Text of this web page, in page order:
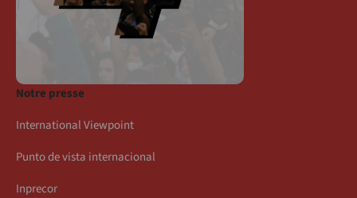
Notre presse
International Viewpoint
Punto de vista internacional
Inprecor